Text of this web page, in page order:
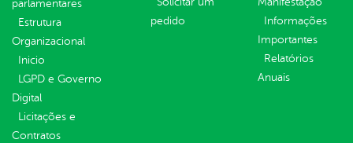
parlamentares
Estrutura
Organizacional
Inicio
LGPD e Governo
Digital
Licitações e
Contratos
pedido
Informações
Importantes
Relatórios
Anuais